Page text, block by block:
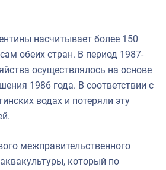
насчитывает более 150
обеих стран. В период 1987-
осуществлялось на основе
1986 года. В соответствии с
водах и потеряли эту
межправительственного
который по